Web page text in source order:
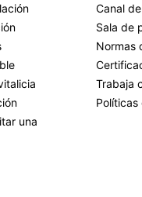
una
Canal
Sala de
Normas
Trabaja
Políticas